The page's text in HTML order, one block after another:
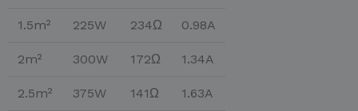
1.5m² 225W 234Ω 0.98A
2m² 300W 172Ω 1.34A
2.5m² 375W 141Ω 1.63A